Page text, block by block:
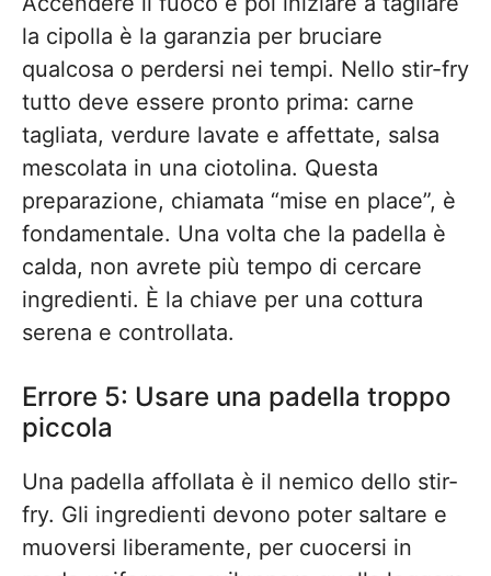
la cipolla è la garanzia per bruciare
qualcosa o perdersi nei tempi. Nello stir-fry
tutto deve essere pronto prima: carne
tagliata, verdure lavate e affettate, salsa
mescolata in una ciotolina. Questa
preparazione, chiamata “mise en place”, è
fondamentale. Una volta che la padella è
calda, non avrete più tempo di cercare
ingredienti. È la chiave per una cottura
serena e controllata.
Errore 5: Usare una padella troppo
piccola
Una padella affollata è il nemico dello stir-
fry. Gli ingredienti devono poter saltare e
muoversi liberamente, per cuocersi in